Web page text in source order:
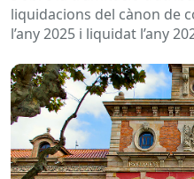
2026
liquidacions del cànon de
l’any 2025 i liquidat l’any